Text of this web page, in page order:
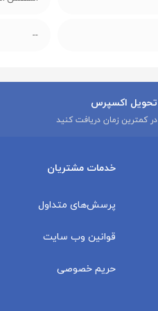
--
تحویل اکسپرس
در کمترین زمان دریافت کنید
خدمات مشتریان
پرسش‌های متداول
قوانین وب سایت
حریم خصوصی